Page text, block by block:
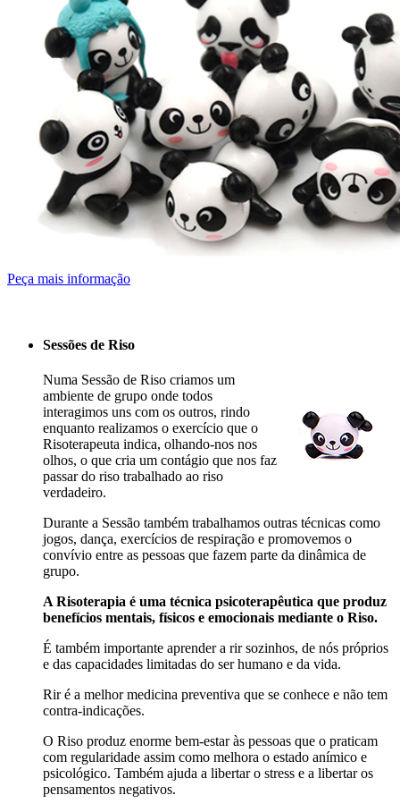
Peça mais informação
Sessões de Riso
Numa Sessão de Riso criamos um
ambiente de grupo onde todos
interagimos uns com os outros, rindo
enquanto realizamos o exercício que o
Risoterapeuta indica, olhando-nos nos
olhos, o que cria um contágio que nos faz
passar do riso trabalhado ao riso
verdadeiro.
Durante a Sessão também trabalhamos outras técnicas como
jogos, dança, exercícios de respiração e promovemos o
convívio entre as pessoas que fazem parte da dinâmica de
grupo.
A Risoterapia é uma técnica psicoterapêutica que produz
benefícios mentais, físicos e emocionais mediante o Riso.
É também importante aprender a rir sozinhos, de nós próprios
e das capacidades limitadas do ser humano e da vida.
Rir é a melhor medicina preventiva que se conhece e não tem
contra-indicações.
O Riso produz enorme bem-estar às pessoas que o praticam
com regularidade assim como melhora o estado anímico e
psicológico. Também ajuda a libertar o stress e a libertar os
pensamentos negativos.